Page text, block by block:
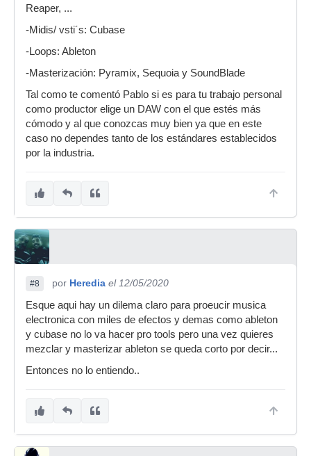
Reaper, ...
-Midis/ vsti´s: Cubase
-Loops: Ableton
-Masterización: Pyramix, Sequoia y SoundBlade
Tal como te comentó Pablo si es para tu trabajo personal
como productor elige un DAW con el que estés más
cómodo y al que conozcas muy bien ya que en este
caso no dependes tanto de los estándares establecidos
por la industria.
#8 por Heredia el 12/05/2020
Esque aqui hay un dilema claro para proeucir musica
electronica con miles de efectos y demas como ableton
y cubase no lo va hacer pro tools pero una vez quieres
mezclar y masterizar ableton se queda corto por decir...
Entonces no lo entiendo..